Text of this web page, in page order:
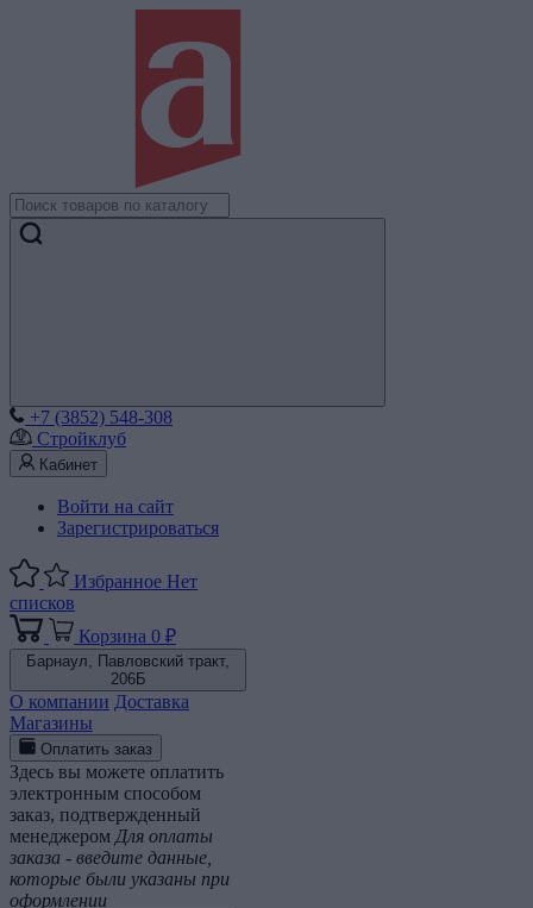
+7 (3852) 548-308
Стройклуб
Кабинет
Войти на сайт
Зарегистрироваться
Избранное Нет
списков
Корзина 0 ₽
Барнаул, Павловский тракт,
206Б
О компании Доставка
Магазины
Оплатить заказ
Здесь вы можете оплатить
электронным способом
заказ, подтвержденный
менеджером Для оплаты
заказа - введите данные,
которые были указаны при
оформлении